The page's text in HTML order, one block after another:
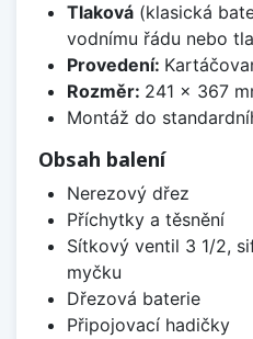
Tlaková(klasická
vodnímu řádu nebo
Provedení:
Rozměr: 241 x 367
Montáž do
Obsah balení
Nerezový dřez
Příchytky a těsnění
Sítkový ventil 3 1/2,
myčku
Dřezová baterie
Připojovací hadičky